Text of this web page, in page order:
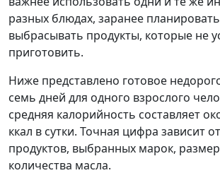
разных блюдах, заранее
выбрасывать продукты, которые не
приготовить.
Ниже представлено готовое
семь дней для одного взрослого
средняя калорийность составляет
ккал в сутки. Точная цифра зависит
продуктов, выбранных марок,
количества масла.